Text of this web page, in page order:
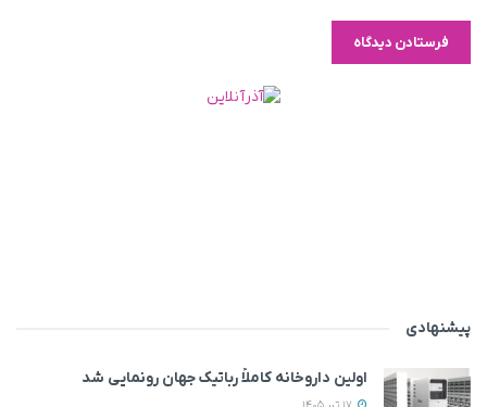
پیشنهادی
اولین داروخانه کاملاً رباتیک جهان رونمایی شد